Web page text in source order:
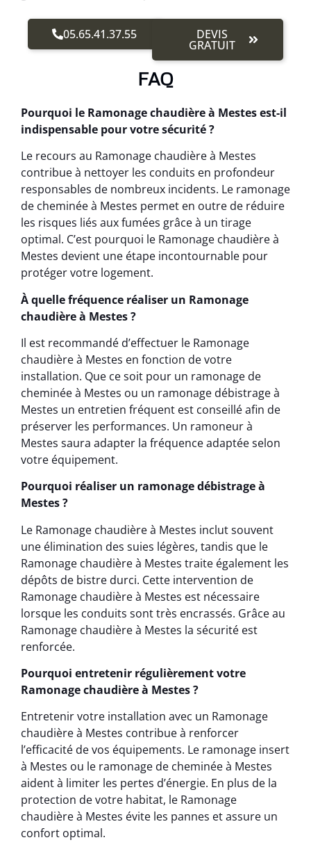
05.65.41.37.55 DEVIS
GRATUIT
FAQ
Pourquoi le Ramonage chaudière à Mestes est-il
indispensable pour votre sécurité ?
Le recours au Ramonage chaudière à Mestes
contribue à nettoyer les conduits en profondeur
responsables de nombreux incidents. Le ramonage
de cheminée à Mestes permet en outre de réduire
les risques liés aux fumées grâce à un tirage
optimal. C’est pourquoi le Ramonage chaudière à
Mestes devient une étape incontournable pour
protéger votre logement.
À quelle fréquence réaliser un Ramonage
chaudière à Mestes ?
Il est recommandé d’effectuer le Ramonage
chaudière à Mestes en fonction de votre
installation. Que ce soit pour un ramonage de
cheminée à Mestes ou un ramonage débistrage à
Mestes un entretien fréquent est conseillé afin de
préserver les performances. Un ramoneur à
Mestes saura adapter la fréquence adaptée selon
votre équipement.
Pourquoi réaliser un ramonage débistrage à
Mestes ?
Le Ramonage chaudière à Mestes inclut souvent
une élimination des suies légères, tandis que le
Ramonage chaudière à Mestes traite également les
dépôts de bistre durci. Cette intervention de
Ramonage chaudière à Mestes est nécessaire
lorsque les conduits sont très encrassés. Grâce au
Ramonage chaudière à Mestes la sécurité est
renforcée.
Pourquoi entretenir régulièrement votre
Ramonage chaudière à Mestes ?
Entretenir votre installation avec un Ramonage
chaudière à Mestes contribue à renforcer
l’efficacité de vos équipements. Le ramonage insert
à Mestes ou le ramonage de cheminée à Mestes
aident à limiter les pertes d’énergie. En plus de la
protection de votre habitat, le Ramonage
chaudière à Mestes évite les pannes et assure un
confort optimal.